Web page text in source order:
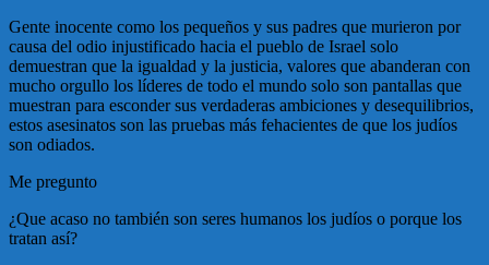
Gente inocente como los pequeños y sus padres que murieron por
causa del odio injustificado hacia el pueblo de Israel solo
demuestran que la igualdad y la justicia, valores que abanderan con
mucho orgullo los líderes de todo el mundo solo son pantallas que
muestran para esconder sus verdaderas ambiciones y desequilibrios,
estos asesinatos son las pruebas más fehacientes de que los judíos
son odiados.
Me pregunto
¿Que acaso no también son seres humanos los judíos o porque los
tratan así?